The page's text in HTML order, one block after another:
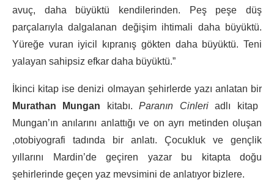
avuç, daha büyüktü kendilerinden. Peş peşe düş
parçalarıyla dalgalanan değişim ihtimali daha büyüktü.
Yüreğe vuran iyicil kıpranış gökten daha büyüktü. Teni
yalayan sahipsiz efkar daha büyüktü.”
İkinci kitap ise denizi olmayan şehirlerde yazı anlatan bir
Murathan Mungan kitabı.Paranın Cinleriadlı kitap
Mungan’ın anılarını anlattığı ve on ayrı metinden oluşan
,otobiyografi tadında bir anlatı. Çocukluk ve gençlik
yıllarını Mardin’de geçiren yazar bu kitapta doğu
şehirlerinde geçen yaz mevsimini de anlatıyor bizlere.